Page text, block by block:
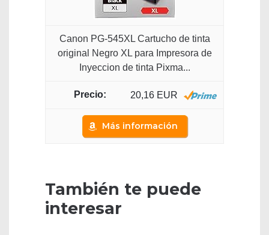
Canon PG-545XL Cartucho de tinta
original Negro XL para Impresora de
Inyeccion de tinta Pixma...
20,16 EUR
Más información
También te puede
interesar